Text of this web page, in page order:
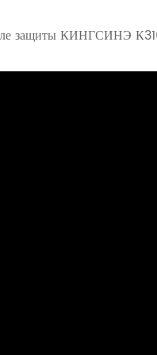
защиты КИНГСИНЭ